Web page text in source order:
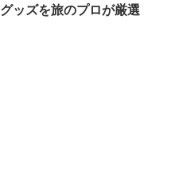
グッズを旅のプロが厳選